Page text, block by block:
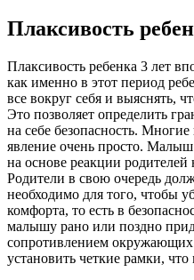
Плаксивость
Плаксивость ребенка 3 лет
как именно в этот период
все вокруг себя и выяснять,
Это позволяет определить
на себе безопасность.
явление очень просто.
на основе реакции родителей
Родители в свою очередь
необходимо для того, чтобы
комфорта, то есть в
малышу рано или поздно
сопротивлением
установить четкие рамки,